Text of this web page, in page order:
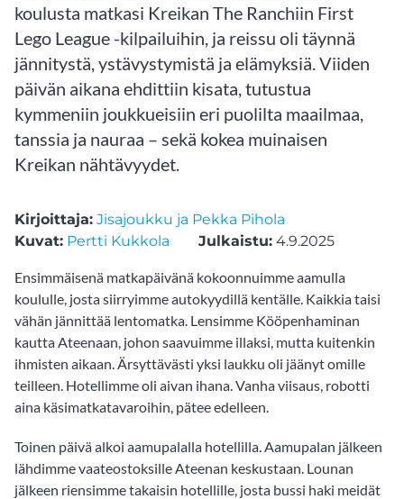
koulusta matkasi Kreikan The Ranchiin First
Lego League -kilpailuihin, ja reissu oli täynnä
jännitystä, ystävystymistä ja elämyksiä. Viiden
päivän aikana ehdittiin kisata, tutustua
kymmeniin joukkueisiin eri puolilta maailmaa,
tanssia ja nauraa – sekä kokea muinaisen
Kreikan nähtävyydet.
Kirjoittaja: Jisajoukku ja Pekka Pihola
Kuvat: Pertti Kukkola Julkaistu: 4.9.2025
Ensimmäisenä matkapäivänä kokoonnuimme aamulla
koululle, josta siirryimme autokyydillä kentälle. Kaikkia taisi
vähän jännittää lentomatka. Lensimme Kööpenhaminan
kautta Ateenaan, johon saavuimme illaksi, mutta kuitenkin
ihmisten aikaan. Ärsyttävästi yksi laukku oli jäänyt omille
teilleen. Hotellimme oli aivan ihana. Vanha viisaus, robotti
aina käsimatkatavaroihin, pätee edelleen.
Toinen päivä alkoi aamupalalla hotellilla. Aamupalan jälkeen
lähdimme vaateostoksille Ateenan keskustaan. Lounan
jälkeen riensimme takaisin hotellille, josta bussi haki meidät